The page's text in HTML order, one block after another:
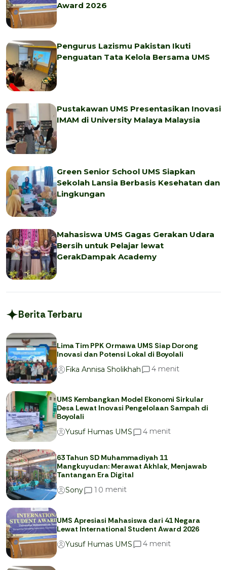
Award 2026
Pengurus Lazismu Pakistan Ikuti
Penguatan Tata Kelola Bersama UMS
Pustakawan UMS Presentasikan Inovasi
IMAM di University Malaya Malaysia
Green Senior School UMS Siapkan
Sekolah Lansia Berbasis Kesehatan dan
Lingkungan
Mahasiswa UMS Gagas Gerakan Udara
Bersih untuk Pelajar lewat
GerakDampak Academy
Berita Terbaru
Lima Tim PPK Ormawa UMS Siap Dorong
Inovasi dan Potensi Lokal di Boyolali
Fika Annisa Sholikhah
4 menit
UMS Kembangkan Model Ekonomi Sirkular
Desa Lewat Inovasi Pengelolaan Sampah di
Boyolali
Yusuf Humas UMS
4 menit
63 Tahun SD Muhammadiyah 11
Mangkuyudan: Merawat Akhlak, Menjawab
Tantangan Era Digital
Sony
1 0 menit
UMS Apresiasi Mahasiswa dari 41 Negara
Lewat International Student Award 2026
Yusuf Humas UMS
4 menit